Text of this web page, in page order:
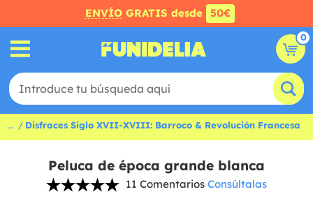
ENVÍO GRATIS desde 50€
0
... Disfraces Siglo XVII-XVIII: Barroco & Revolución Francesa
Peluca de época grande blanca
11 Comentarios Consúltalas